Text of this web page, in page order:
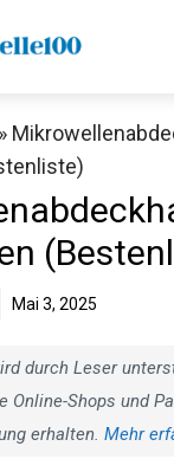
»
Mai 3, 2025
durch Leser
Online-Shops und
erhalten. Mehr